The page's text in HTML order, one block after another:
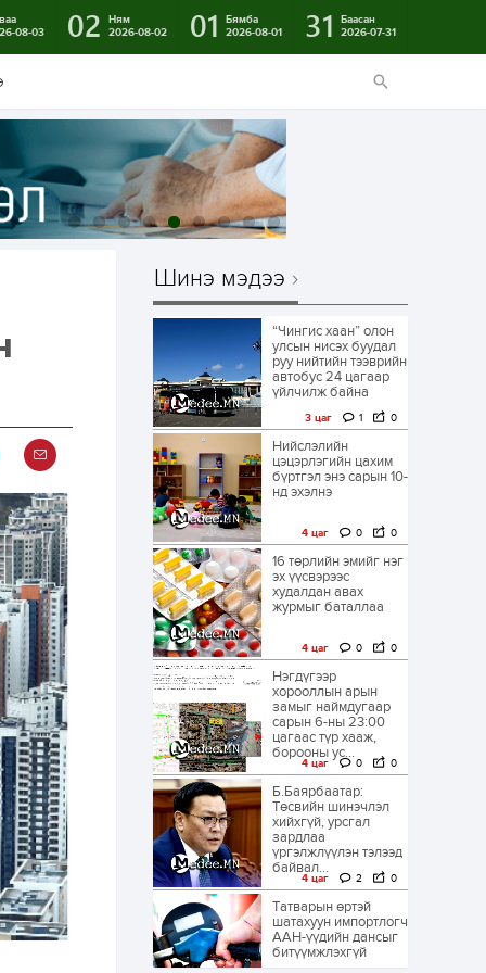
08-03
02
Ням
2026-08-02
01
Бямба
2026-08-01
31
Баасан
2026-07-31
Шинэ мэдээ
“Чингис хаан” олон
улсын нисэх буудал
руу нийтийн тээврийн
автобус 24 цагаар
үйлчилж байна
3 цаг 1 0
Нийслэлийн
цэцэрлэгийн цахим
бүртгэл энэ сарын 10-
нд эхэлнэ
4 цаг 0 0
16 төрлийн эмийг нэг
эх үүсвэрээс
худалдан авах
журмыг баталлаа
4 цаг 0 0
Нэгдүгээр
хорооллын арын
замыг наймдугаар
сарын 6-ны 23:00
цагаас түр хааж,
борооны ус...
4 цаг 0 0
Б.Баярбаатар:
Төсвийн шинэчлэл
хийхгүй, урсгал
зардлаа
үргэлжлүүлэн тэлээд
байвал...
4 цаг 2 0
Татварын өртэй
шатахуун импортлогч
ААН-үүдийн дансыг
битүүмжлэхгүй